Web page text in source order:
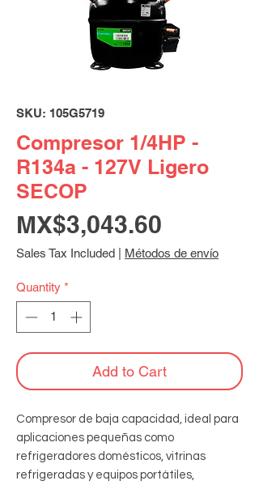
SKU: 105G5719
Compresor 1/4HP -
R134a - 127V Ligero
SECOP
MX$3,043.60
Sales Tax Included Métodos de envío
Quantity *
Add to Cart
Compresor de baja capacidad, ideal para
aplicaciones pequeñas como
refrigeradores domésticos, vitrinas
refrigeradas y equipos portátiles,